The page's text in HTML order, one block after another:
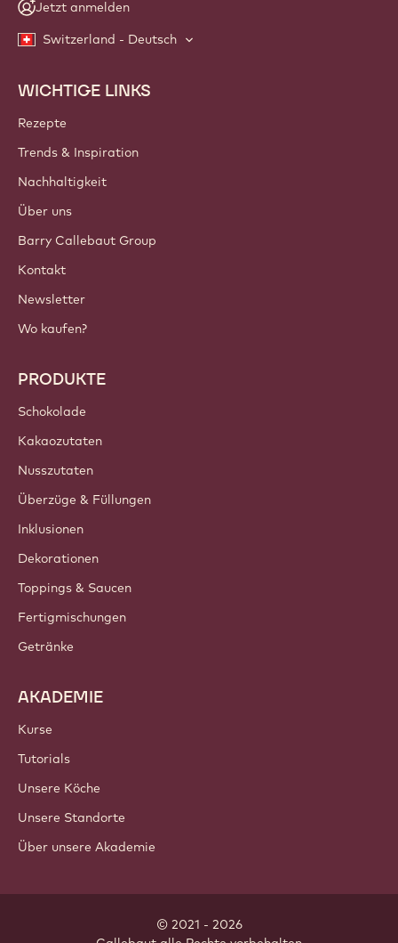
Jetzt anmelden
Switzerland - Deutsch
Footer
Callebaut
WICHTIGE LINKS
Rezepte
Trends & Inspiration
Nachhaltigkeit
Über uns
Barry Callebaut Group
Kontakt
Newsletter
Wo kaufen?
PRODUKTE
Schokolade
Kakaozutaten
Nusszutaten
Überzüge & Füllungen
Inklusionen
Dekorationen
Toppings & Saucen
Fertigmischungen
Getränke
AKADEMIE
Kurse
Tutorials
Unsere Köche
Unsere Standorte
Über unsere Akademie
© 2021 - 2026